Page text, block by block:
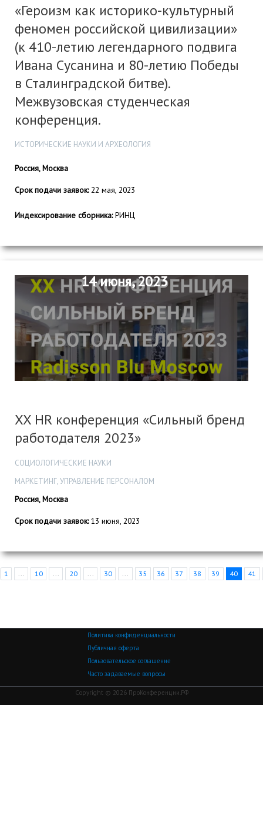
«Героизм как историко-культурный
феномен российской цивилизации»
(к 410-летию легендарного подвига
Ивана Сусанина и 80-летию Победы
в Сталинградской битве).
Межвузовская студенческая
конференция.
ИСТОРИЧЕСКИЕ НАУКИ И АРХЕОЛОГИЯ
Россия, Москва
Срок подачи заявок:22 мая, 2023
Индексирование сборника:РИНЦ
14 июня, 2023
XX HR конференция «Сильный бренд
работодателя 2023»
СОЦИОЛОГИЧЕСКИЕ НАУКИ
МАРКЕТИНГ, УПРАВЛЕНИЕ ПЕРСОНАЛОМ
Россия, Москва
Срок подачи заявок:13 июня, 2023
1 ... 10 ... 20 ... 30 ... 35 36 37 38 39 40 41
Политика конфиденциальности
Публичная оферта
Пользовательское соглашение
Часто задаваемые вопросы
Copyright © 2026 ПроКонференции.РФ